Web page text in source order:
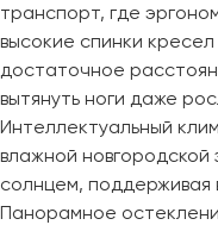
транспорт, где
высокие спинки
достаточное
вытянуть ноги даже
Интеллектуальный
влажной
солнцем,
Панорамное